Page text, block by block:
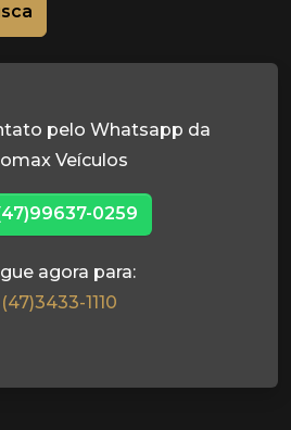
pelo Whatsapp da
Veículos
0259
agora para:
1110